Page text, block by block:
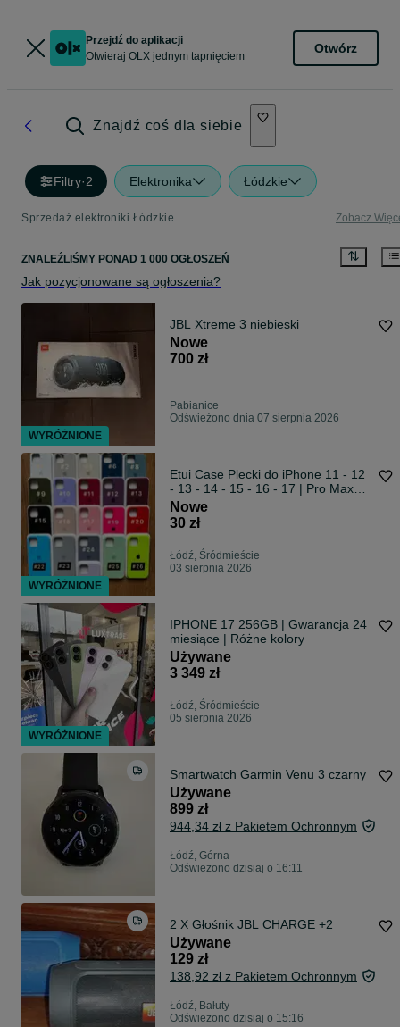
Przejdź do aplikacji
Otwieraj OLX jednym tapnięciem
Otwórz
Znajdź coś dla siebie
Filtry·2 Elektronika Łódzkie
Sprzedaż elektroniki Łódzkie Zobacz
ZNALEŹLIŚMY PONAD 1 000 OGŁOSZEŃ
Jak pozycjonowane są ogłoszenia?
JBL Xtreme 3 niebieski
Nowe
700 zł
Pabianice
Odświeżono dnia 07 sierpnia 2026
Etui Case Plecki do iPhone 11 - 12
- 13 - 14 - 15 - 16 - 17 | Pro Max
Plus Mini Obudowa Ochronna
Pokrowiec Nakładka
Nowe
30 zł
Łódź, Śródmieście
03 sierpnia 2026
IPHONE 17 256GB | Gwarancja 24
miesiące | Różne kolory
Używane
3 349 zł
Łódź, Śródmieście
05 sierpnia 2026
Smartwatch Garmin Venu 3 czarny
Używane
899 zł
944,34 zł z Pakietem Ochronnym
Łódź, Górna
Odświeżono dzisiaj o 16:11
2 X Głośnik JBL CHARGE +2
Używane
129 zł
138,92 zł z Pakietem Ochronnym
Łódź, Bałuty
Odświeżono dzisiaj o 15:16
WYRÓŻNIONE
WYRÓŻNIONE
WYRÓŻNIONE